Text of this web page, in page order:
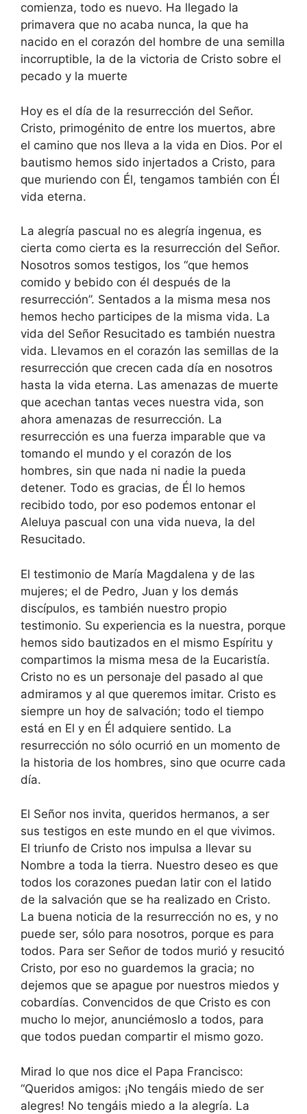
comienza, todo es nuevo. Ha llegado la
primavera que no acaba nunca, la que ha
nacido en el corazón del hombre de una semilla
incorruptible, la de la victoria de Cristo sobre el
pecado y la muerte
Hoy es el día de la resurrección del Señor.
Cristo, primogénito de entre los muertos, abre
el camino que nos lleva a la vida en Dios. Por el
bautismo hemos sido injertados a Cristo, para
que muriendo con Él, tengamos también con Él
vida eterna.
La alegría pascual no es alegría ingenua, es
cierta como cierta es la resurrección del Señor.
Nosotros somos testigos, los “que hemos
comido y bebido con él después de la
resurrección”. Sentados a la misma mesa nos
hemos hecho participes de la misma vida. La
vida del Señor Resucitado es también nuestra
vida. Llevamos en el corazón las semillas de la
resurrección que crecen cada día en nosotros
hasta la vida eterna. Las amenazas de muerte
que acechan tantas veces nuestra vida, son
ahora amenazas de resurrección. La
resurrección es una fuerza imparable que va
tomando el mundo y el corazón de los
hombres, sin que nada ni nadie la pueda
detener. Todo es gracias, de Él lo hemos
recibido todo, por eso podemos entonar el
Aleluya pascual con una vida nueva, la del
Resucitado.
El testimonio de María Magdalena y de las
mujeres; el de Pedro, Juan y los demás
discípulos, es también nuestro propio
testimonio. Su experiencia es la nuestra, porque
hemos sido bautizados en el mismo Espíritu y
compartimos la misma mesa de la Eucaristía.
Cristo no es un personaje del pasado al que
admiramos y al que queremos imitar. Cristo es
siempre un hoy de salvación; todo el tiempo
está en El y en Él adquiere sentido. La
resurrección no sólo ocurrió en un momento de
la historia de los hombres, sino que ocurre cada
día.
El Señor nos invita, queridos hermanos, a ser
sus testigos en este mundo en el que vivimos.
El triunfo de Cristo nos impulsa a llevar su
Nombre a toda la tierra. Nuestro deseo es que
todos los corazones puedan latir con el latido
de la salvación que se ha realizado en Cristo.
La buena noticia de la resurrección no es, y no
puede ser, sólo para nosotros, porque es para
todos. Para ser Señor de todos murió y resucitó
Cristo, por eso no guardemos la gracia; no
dejemos que se apague por nuestros miedos y
cobardías. Convencidos de que Cristo es con
mucho lo mejor, anunciémoslo a todos, para
que todos puedan compartir el mismo gozo.
Mirad lo que nos dice el Papa Francisco:
“Queridos amigos: ¡No tengáis miedo de ser
alegres! No tengáis miedo a la alegría. La